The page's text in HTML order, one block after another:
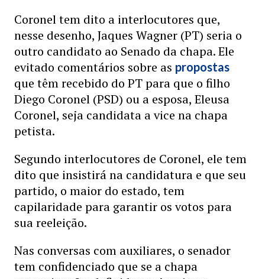
Coronel tem dito a interlocutores que,
nesse desenho, Jaques Wagner (PT) seria o
outro candidato ao Senado da chapa. Ele
evitado comentários sobre as propostas
que têm recebido do PT para que o filho
Diego Coronel (PSD) ou a esposa, Eleusa
Coronel, seja candidata a vice na chapa
petista.
Segundo interlocutores de Coronel, ele tem
dito que insistirá na candidatura e que seu
partido, o maior do estado, tem
capilaridade para garantir os votos para
sua reeleição.
Nas conversas com auxiliares, o senador
tem confidenciado que se a chapa